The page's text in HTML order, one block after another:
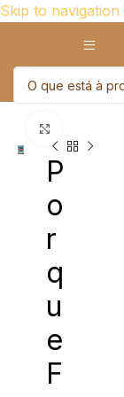
Skip to navigation
P
o
r
q
u
e
F